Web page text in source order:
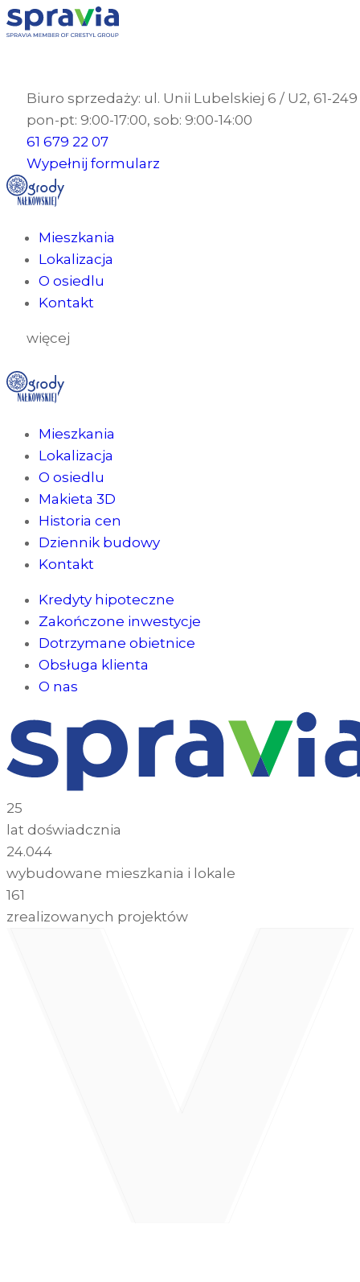
Biuro sprzedaży: ul. Unii Lubelskiej 6 / U2, 61-
pon-pt: 9:00-17:00, sob: 9:00-14:00
61 679 22 07
Wypełnij formularz
Mieszkania
Lokalizacja
O osiedlu
Kontakt
więcej
Mieszkania
Lokalizacja
O osiedlu
Makieta 3D
Historia cen
Dziennik budowy
Kontakt
Kredyty hipoteczne
Zakończone inwestycje
Dotrzymane obietnice
Obsługa klienta
O nas
25
lat doświadcznia
24.044
wybudowane mieszkania i lokale
161
zrealizowanych projektów